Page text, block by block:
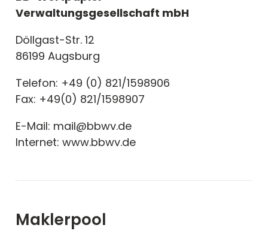
Verwaltungsgesellschaft mbH
Döllgast-Str. 12
86199 Augsburg
Telefon: +49 (0) 821/1598906
Fax: +49(0) 821/1598907
E-Mail: mail@bbwv.de
Internet: www.bbwv.de
Maklerpool